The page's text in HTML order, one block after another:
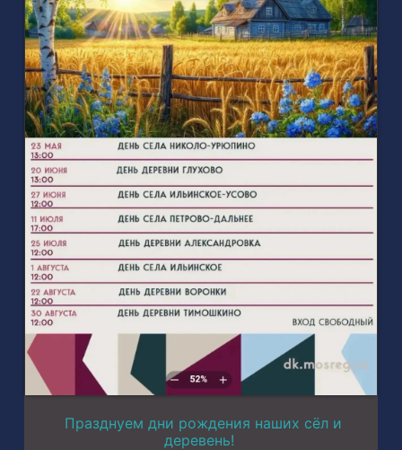
Празднуем дни рождения наших сёл и
деревень!